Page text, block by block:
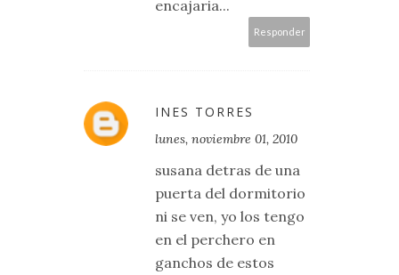
encajaria...
Responder
INES TORRES
lunes, noviembre 01, 2010
susana detras de una
puerta del dormitorio
ni se ven, yo los tengo
en el perchero en
ganchos de estos